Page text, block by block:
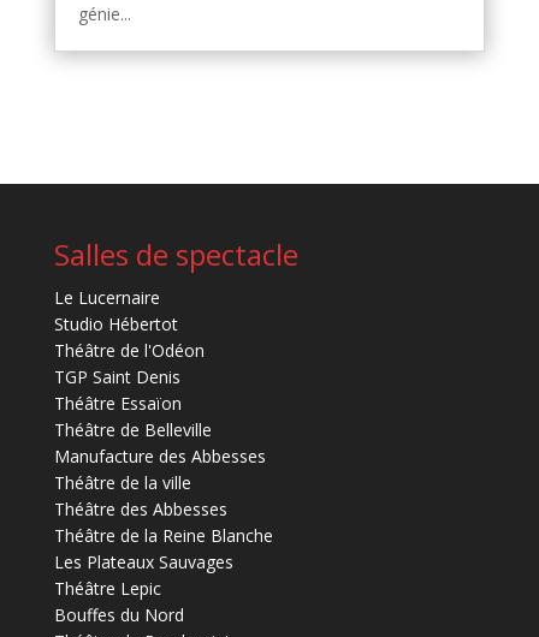
génie...
Salles de spectacle
Le Lucernaire
Studio Hébertot
Théâtre de l'Odéon
TGP Saint Denis
Théâtre Essaïon
Théâtre de Belleville
Manufacture des Abbesses
Théâtre de la ville
Théâtre des Abbesses
Théâtre de la Reine Blanche
Les Plateaux Sauvages
Théâtre Lepic
Bouffes du Nord